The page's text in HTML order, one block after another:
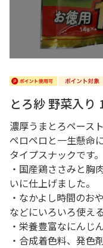
とろ紗 野菜入
濃厚うまとろペース
ペロペロと一生懸命
タイプスナックです。
・国産鶏ささみと胸
いに仕上げました。
・なかよし時間のお
などにいろいろ使え
・栄養豊富なにんじ
・合成着色料、発色